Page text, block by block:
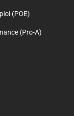
(POE)
(Pro-A)